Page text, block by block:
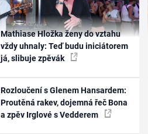
Mathiase Hložka ženy do vztahu
vždy uhnaly: Teď budu iniciátorem
já, slibuje zpěvák
Rozloučení s Glenem Hansardem:
Proutěná rakev, dojemná řeč Bona
a zpěv Irglové s Vedderem